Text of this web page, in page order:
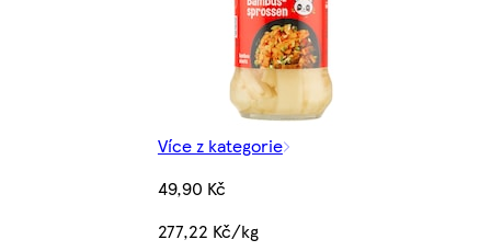
Více z kategorie
49,90 Kč
277,22 Kč/kg